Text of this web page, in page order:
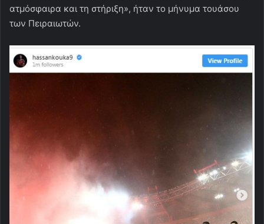
ατμόσφαιρα και τη στήριξη», ήταν το μήνυμα τουάσου
των Πειραιωτών.